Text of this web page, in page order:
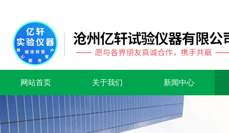
网站首页 关于我们 新闻中心